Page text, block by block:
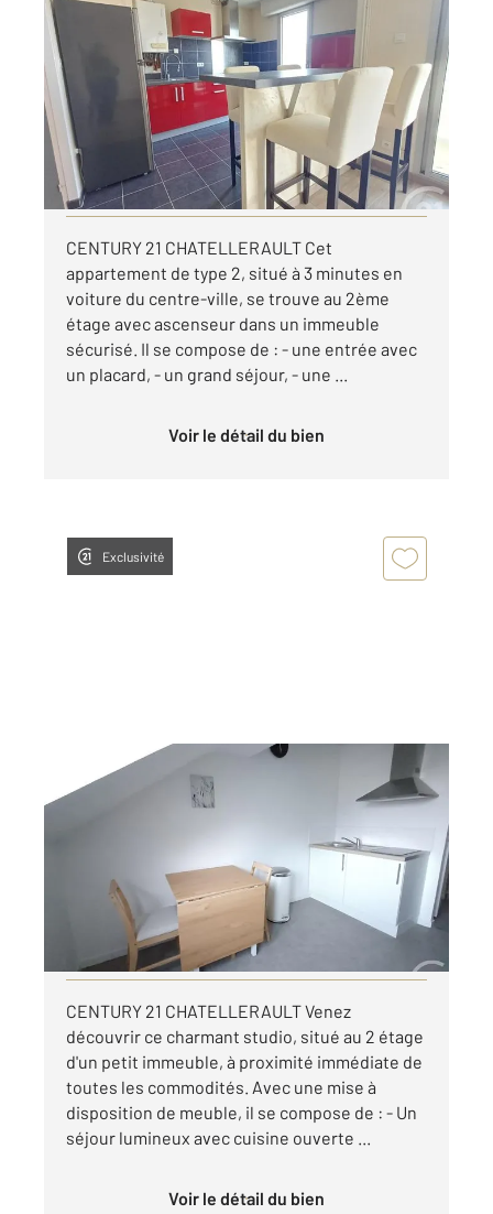
CHATELLERAULT 86
, 2 pièces
Ref : 11786
Appartement T2 à louer
580 €
par mois charges comprises
Visiter le site dédié
CENTURY 21 CHATELLERAULT Cet
appartement de type 2, situé à 3 minutes en
voiture du centre-ville, se trouve au 2ème
étage avec ascenseur dans un immeuble
sécurisé. Il se compose de : - une entrée avec
un placard, - un grand séjour, - une ...
Voir le détail du bien
Exclusivité
CHATELLERAULT 86
23,36 m
, 1 pièce
Appartement Studio à louer
390 €
par mois charges comprises
Visiter le site dédié
CENTURY 21 CHATELLERAULT Venez
découvrir ce charmant studio, situé au 2 étage
d'un petit immeuble, à proximité immédiate de
toutes les commodités. Avec une mise à
disposition de meuble, il se compose de : - Un
séjour lumineux avec cuisine ouverte ...
Voir le détail du bien